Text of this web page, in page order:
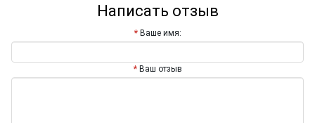
Написать отзыв
Ваше имя:
Ваш отзыв